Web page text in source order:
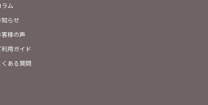
ラム
知らせ
客様の声
利用ガイド
くある質問